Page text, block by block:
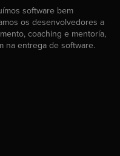
software bem
os desenvolvedores a
coaching e mentoría,
na entrega de software.